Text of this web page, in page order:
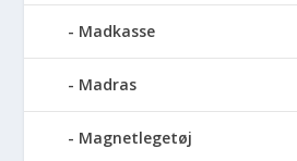
Madkasse
Madras
Magnetlegetøj